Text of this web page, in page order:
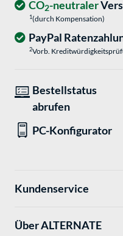
CO2-neutraler
1(durch Kompensation)
PayPal
2Vorb.
Bestellstatus
abrufen
PC-Konfigurator
Kundenservice
Über ALTERNATE